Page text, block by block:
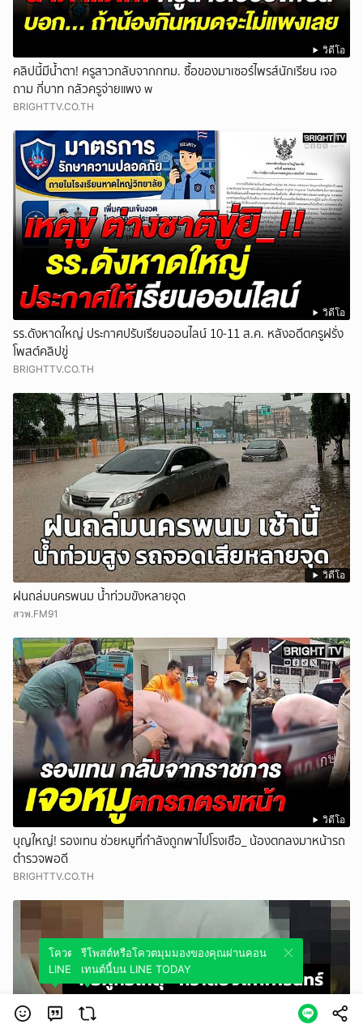
วิดีโอ
คลิปนี้มีน้ำตา! ครูสาวกลับจากกทม. ซื้อของมาเซอร์ไพรส์นักเรียน เจอ
ถาม กี่บาท กลัวครูจ่ายแพง w
BRIGHTTV.CO.TH
วิดีโอ
รร.ดังหาดใหญ่ ประกาศปรับเรียนออนไลน์ 10-11 ส.ค. หลังอดีตครูฝรั่ง
โพสต์คลิปขู่
BRIGHTTV.CO.TH
วิดีโอ
ฝนถล่มนครพนม น้ำท่วมขังหลายจุด
สวพ.FM91
วิดีโอ
บุญใหญ่! รองเทน ช่วยหมูที่กำลังถูกพาไปโรงเชือ_ น้องตกลงมาหน้ารถ
ตำรวจพอดี
BRIGHTTV.CO.TH
โควตมุมมองของคุณผ่านคอนเทนต์นี้บน
LINE TODAY
รีโพสต์หรือโควตมุมมองของคุณผ่านคอน
เทนต์นี้บน LINE TODAY